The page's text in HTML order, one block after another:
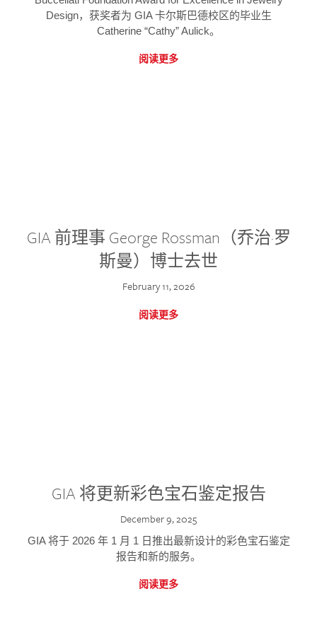
Design，获奖者为 GIA 卡尔斯巴德校区的毕业生
Catherine “Cathy” Aulick。
阅读更多
GIA 前理事 George Rossman（乔治·罗
斯曼）博士去世
February 11, 2026
阅读更多
GIA 将更新彩色宝石鉴定报告
December 9, 2025
GIA 将于 2026 年 1 月 1 日推出最新设计的彩色宝石鉴定
报告和新的服务。
阅读更多